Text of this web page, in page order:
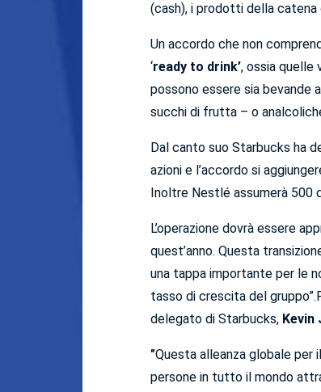
(cash), i prodotti della catena
Un accordo che non
‘ready to drink’, ossia quelle
possono essere sia bevande
succhi di frutta – o
Dal canto suo Starbucks ha
azioni e l’accordo si
Inoltre Nestlé assumerà 500
L’operazione dovrà essere
quest’anno. Questa
una tappa importante per le
tasso di crescita del
delegato di Starbucks, Kevin
"Questa alleanza globale per
persone in tutto il mondo